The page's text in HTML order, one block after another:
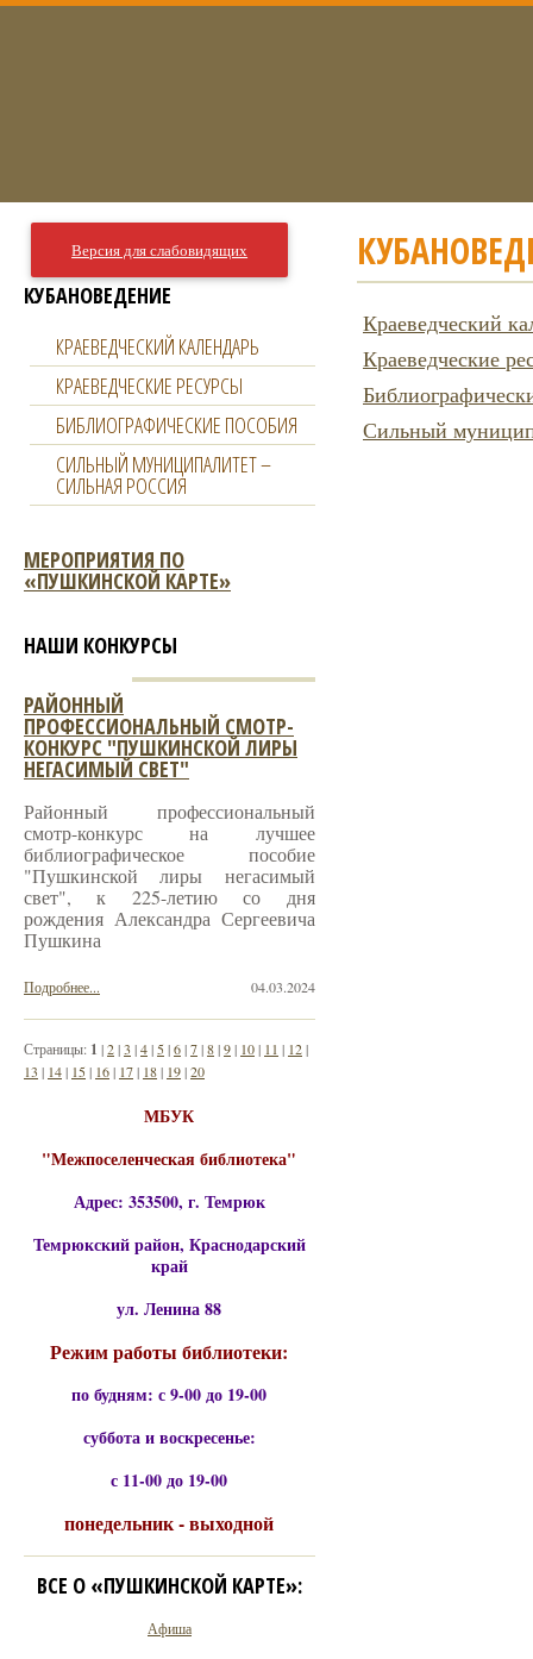
Краеведческий
Краеведческие
Сильный
Версия для слабовидящих
КУБАНОВЕДЕНИЕ
КРАЕВЕДЧЕСКИЙ КАЛЕНДАРЬ
КРАЕВЕДЧЕСКИЕ РЕСУРСЫ
БИБЛИОГРАФИЧЕСКИЕ ПОСОБИЯ
СИЛЬНЫЙ МУНИЦИПАЛИТЕТ –
СИЛЬНАЯ РОССИЯ
МЕРОПРИЯТИЯ ПО
«ПУШКИНСКОЙ КАРТЕ»
НАШИ КОНКУРСЫ
РАЙОННЫЙ
ПРОФЕССИОНАЛЬНЫЙ СМОТР-
КОНКУРС "ПУШКИНСКОЙ ЛИРЫ
НЕГАСИМЫЙ СВЕТ"
Районный профессиональный
смотр-конкурс на лучшее
библиографическое пособие
"Пушкинской лиры негасимый
свет", к 225-летию со дня
рождения Александра Сергеевича
Пушкина
04.03.2024
Подробнее...
Страницы: 1 |2|3 |4| 5|6|7|8|9| 10| 11 | 12|
13 | 14| 15| 16| 17| 18| 19|20
МБУК
"Межпоселенческая библиотека"
Адрес: 353500, г. Темрюк
Темрюкский район, Краснодарский
край
ул. Ленина 88
Режим работы библиотеки:
по будням: с 9-00 до 19-00
суббота и воскресенье:
с 11-00 до 19-00
понедельник - выходной
ВСЕ О «ПУШКИНСКОЙ КАРТЕ»:
Афиша